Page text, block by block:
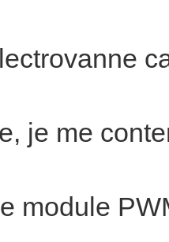
je me
module